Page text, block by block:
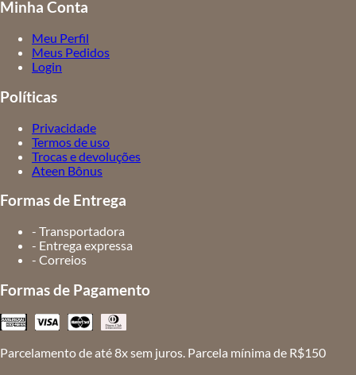
Minha Conta
Meu Perfil
Meus Pedidos
Login
Políticas
Privacidade
Termos de uso
Trocas e devoluções
Ateen Bônus
Formas de Entrega
- Transportadora
- Entrega expressa
- Correios
Formas de Pagamento
Parcelamento de até 8x sem juros. Parcela mínima de R$150